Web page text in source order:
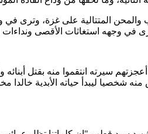
والمحن المتتالية على غزة،
سيرته انتقموا منه بقتل أبنائه
شخصيا ليبدأ حياته الأبدية